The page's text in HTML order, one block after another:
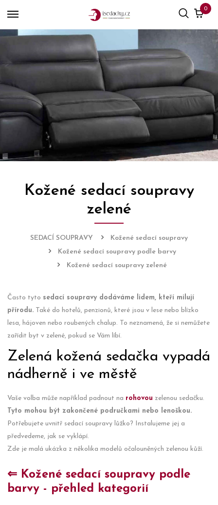
0
Kožené sedací soupravy
zelené
SEDACÍ SOUPRAVY
Kožené sedací soupravy
Kožené sedací soupravy podle barvy
Kožené sedací soupravy zelené
Často tyto sedací soupravy dodáváme lidem, kteří milují
přírodu. Také do hotelů, penzionů, které jsou v lese nebo blízko
lesa, hájoven nebo roubených chalup. To neznamená, že si nemůžete
zařídit byt v zelené, pokud se Vám líbí.
Zelená kožená sedačka vypadá
nádherně i ve městě
Vaše volba může například padnout na rohovou zelenou sedačku.
Tyto mohou být zakončené područkami nebo lenoškou.
Potřebujete uvnitř sedací soupravy lůžko? Instalujeme jej a
předvedeme, jak se vyklápí.
Zde je malá ukázka z několika modelů očalouněných zelenou kůží.
⇐ Kožené sedací soupravy podle
barvy - přehled kategorií